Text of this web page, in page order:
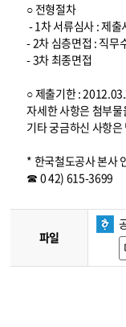
○ 전형절차
- 1차 서류심사 : 제
- 2차 심층면접 : 직무
- 3차 최종면접
○ 제출기한 :
자세한 사항은 첨부
기타 궁금하신 사항
* 한국철도공사 본사
☎ 0 42) 615-3699
파일